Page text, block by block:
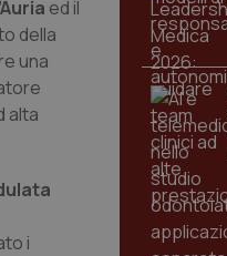
ed il
della
una
alta
i